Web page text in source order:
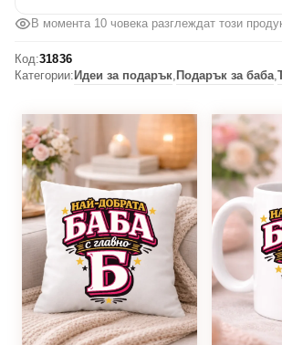
2
В момента 9 човека разглеждат този
Код:31836
Категории:Идеи за подарък Подарък за баба